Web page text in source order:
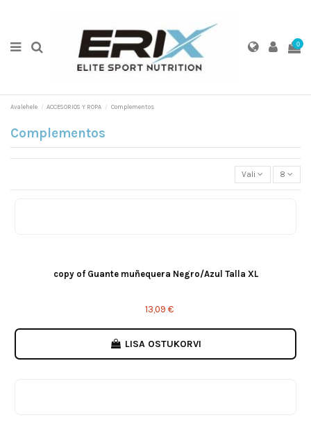
0
Avalehele ACCESORIOS Y ROPA Complementos
Complementos
Vali 8
copy of Guante muñequera Negro/Azul Talla XL
13,09 €
LISA OSTUKORVI